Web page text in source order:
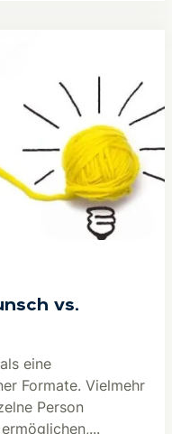
vs.
eine
Formate. Vielmehr
Person